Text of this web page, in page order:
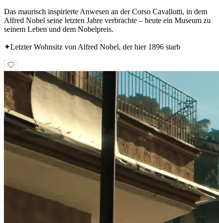
Das maurisch inspirierte Anwesen an der Corso Cavallotti, in dem
Alfred Nobel seine letzten Jahre verbrachte – heute ein Museum zu
seinem Leben und dem Nobelpreis.
✦Letzter Wohnsitz von Alfred Nobel, der hier 1896 starb